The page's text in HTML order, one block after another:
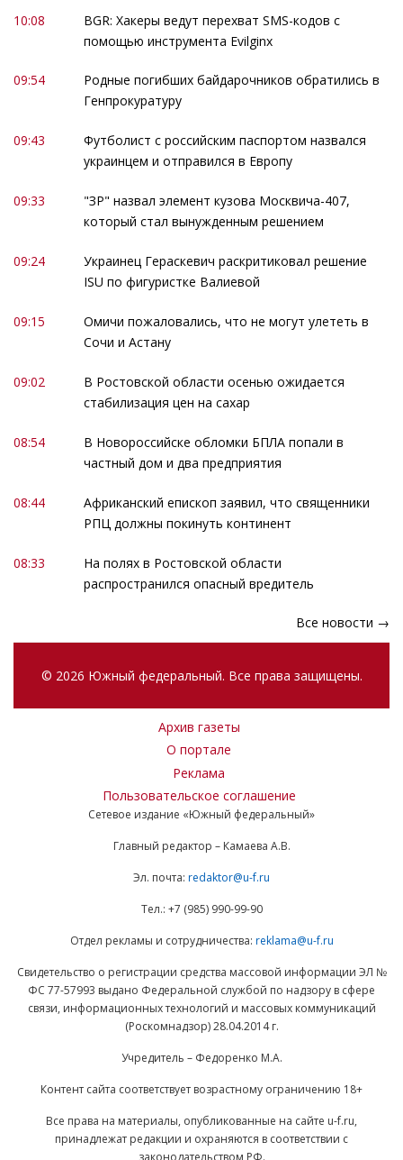
10:08
BGR: Хакеры ведут перехват SMS-кодов с
помощью инструмента Evilginx
09:54
Родные погибших байдарочников обратились в
Генпрокуратуру
09:43
Футболист с российским паспортом назвался
украинцем и отправился в Европу
09:33
"ЗР" назвал элемент кузова Москвича-407,
который стал вынужденным решением
09:24
Украинец Гераскевич раскритиковал решение
ISU по фигуристке Валиевой
09:15
Омичи пожаловались, что не могут улететь в
Сочи и Астану
09:02
В Ростовской области осенью ожидается
стабилизация цен на сахар
08:54
В Новороссийске обломки БПЛА попали в
частный дом и два предприятия
08:44
Африканский епископ заявил, что священники
РПЦ должны покинуть континент
08:33
На полях в Ростовской области
распространился опасный вредитель
Все новости →
© 2026 Южный федеральный. Все права защищены.
Архив газеты
О портале
Реклама
Пользовательское соглашение
Сетевое издание «Южный федеральный»
Главный редактор – Камаева А.В.
Эл. почта: redaktor@u-f.ru
Тел.: +7 (985) 990-99-90
Отдел рекламы и сотрудничества: reklama@u-f.ru
Свидетельство о регистрации средства массовой информации ЭЛ №
ФС 77-57993 выдано Федеральной службой по надзору в сфере
связи, информационных технологий и массовых коммуникаций
(Роскомнадзор) 28.04.2014 г.
Учредитель – Федоренко М.А.
Контент сайта соответствует возрастному ограничению 18+
Все права на материалы, опубликованные на сайте u-f.ru,
принадлежат редакции и охраняются в соответствии с
законодательством РФ.